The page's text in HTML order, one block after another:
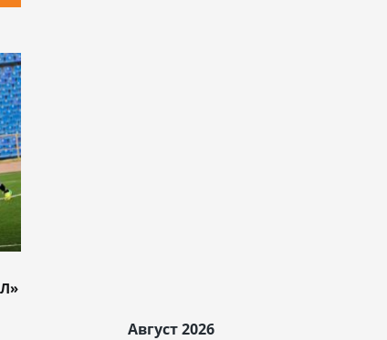
Август 2026